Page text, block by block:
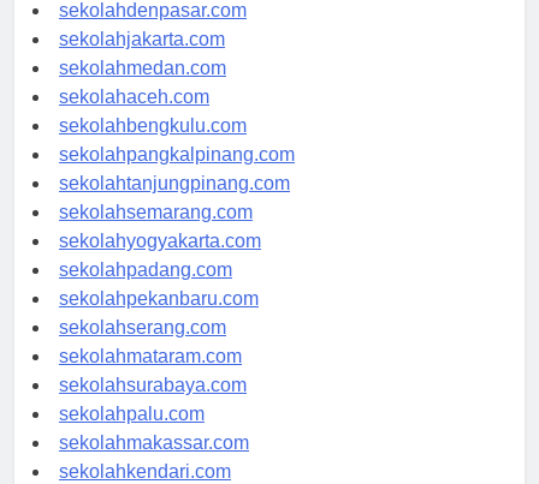
sekolahdenpasar.com
sekolahjakarta.com
sekolahmedan.com
sekolahaceh.com
sekolahbengkulu.com
sekolahpangkalpinang.com
sekolahtanjungpinang.com
sekolahsemarang.com
sekolahyogyakarta.com
sekolahpadang.com
sekolahpekanbaru.com
sekolahserang.com
sekolahmataram.com
sekolahsurabaya.com
sekolahpalu.com
sekolahmakassar.com